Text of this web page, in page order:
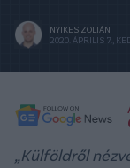
NYIKES ZOLTÁN
2020. ÁPRILIS 7.,
„Külföldről